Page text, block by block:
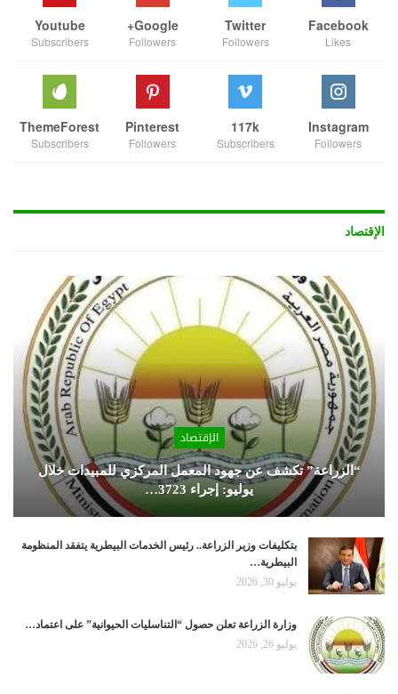
Facebook
Likes
Twitter
Followers
Google+
Followers
Youtube
Subscribers
Instagram
Followers
117k
Subscribers
Pinterest
Followers
ThemeForest
Subscribers
الإقتصاد
الإقتصاد
“الزراعة” تكشف عن جهود المعمل المركزي للمبيدات خلال
يوليو: إجراء 3723…
بتكليفات وزير الزراعة.. رئيس الخدمات البيطرية يتفقد المنظومة
البيطرية…
يوليو 30, 2026
وزارة الزراعة تعلن حصول “التناسليات الحيوانية” على اعتماد…
يوليو 26, 2026